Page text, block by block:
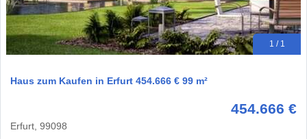
1 / 1
Haus zum Kaufen in Erfurt 454.666 € 99 m²
454.666 €
Erfurt, 99098